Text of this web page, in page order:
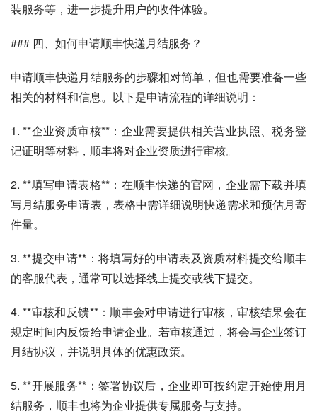
装服务等，进一步提升用户的收件体验。
### 四、如何申请顺丰快递月结服务？
申请顺丰快递月结服务的步骤相对简单，但也需要准备一些
相关的材料和信息。以下是申请流程的详细说明：
1. **企业资质审核**：企业需要提供相关营业执照、税务登
记证明等材料，顺丰将对企业资质进行审核。
2. **填写申请表格**：在顺丰快递的官网，企业需下载并填
写月结服务申请表，表格中需详细说明快递需求和预估月寄
件量。
3. **提交申请**：将填写好的申请表及资质材料提交给顺丰
的客服代表，通常可以选择线上提交或线下提交。
4. **审核和反馈**：顺丰会对申请进行审核，审核结果会在
规定时间内反馈给申请企业。若审核通过，将会与企业签订
月结协议，并说明具体的优惠政策。
5. **开展服务**：签署协议后，企业即可按约定开始使用月
结服务，顺丰也将为企业提供专属服务与支持。